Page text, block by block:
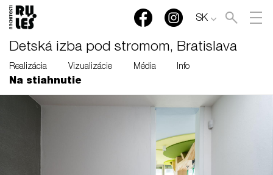
SK
Detská izba pod stromom, Bratislava
Realizácia Vizualizácie Média Info
Na stiahnutie